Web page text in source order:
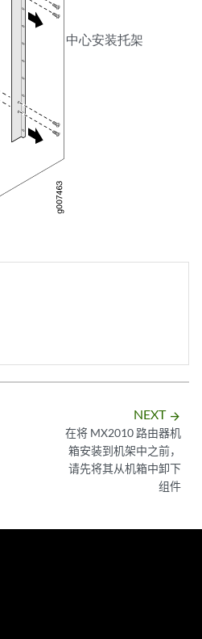
中心安装托架
NEXT arrow_forward
在将 MX2010 路由器机
箱安装到机架中之前，
请先将其从机箱中卸下
组件